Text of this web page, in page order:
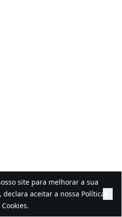
site para melhorar a sua
aceitar a nossa Política
.